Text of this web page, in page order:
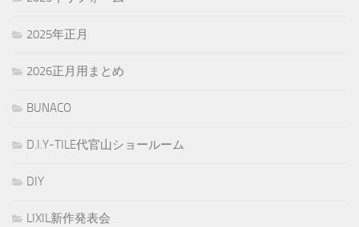
2025年正月
2026正月用まとめ
BUNACO
D.I.Y-TILE代官山ショールーム
DIY
LIXIL新作発表会